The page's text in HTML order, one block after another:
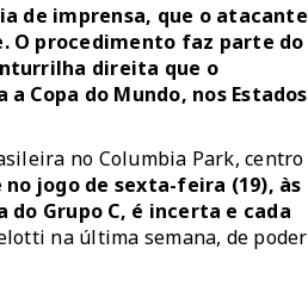
de imprensa, que o atacante
O procedimento faz parte do
direita que o
Copa do Mundo, nos Estados
no Columbia Park, centro
jogo de sexta-feira (19), às
Grupo C, é incerta e cada
na última semana, de poder